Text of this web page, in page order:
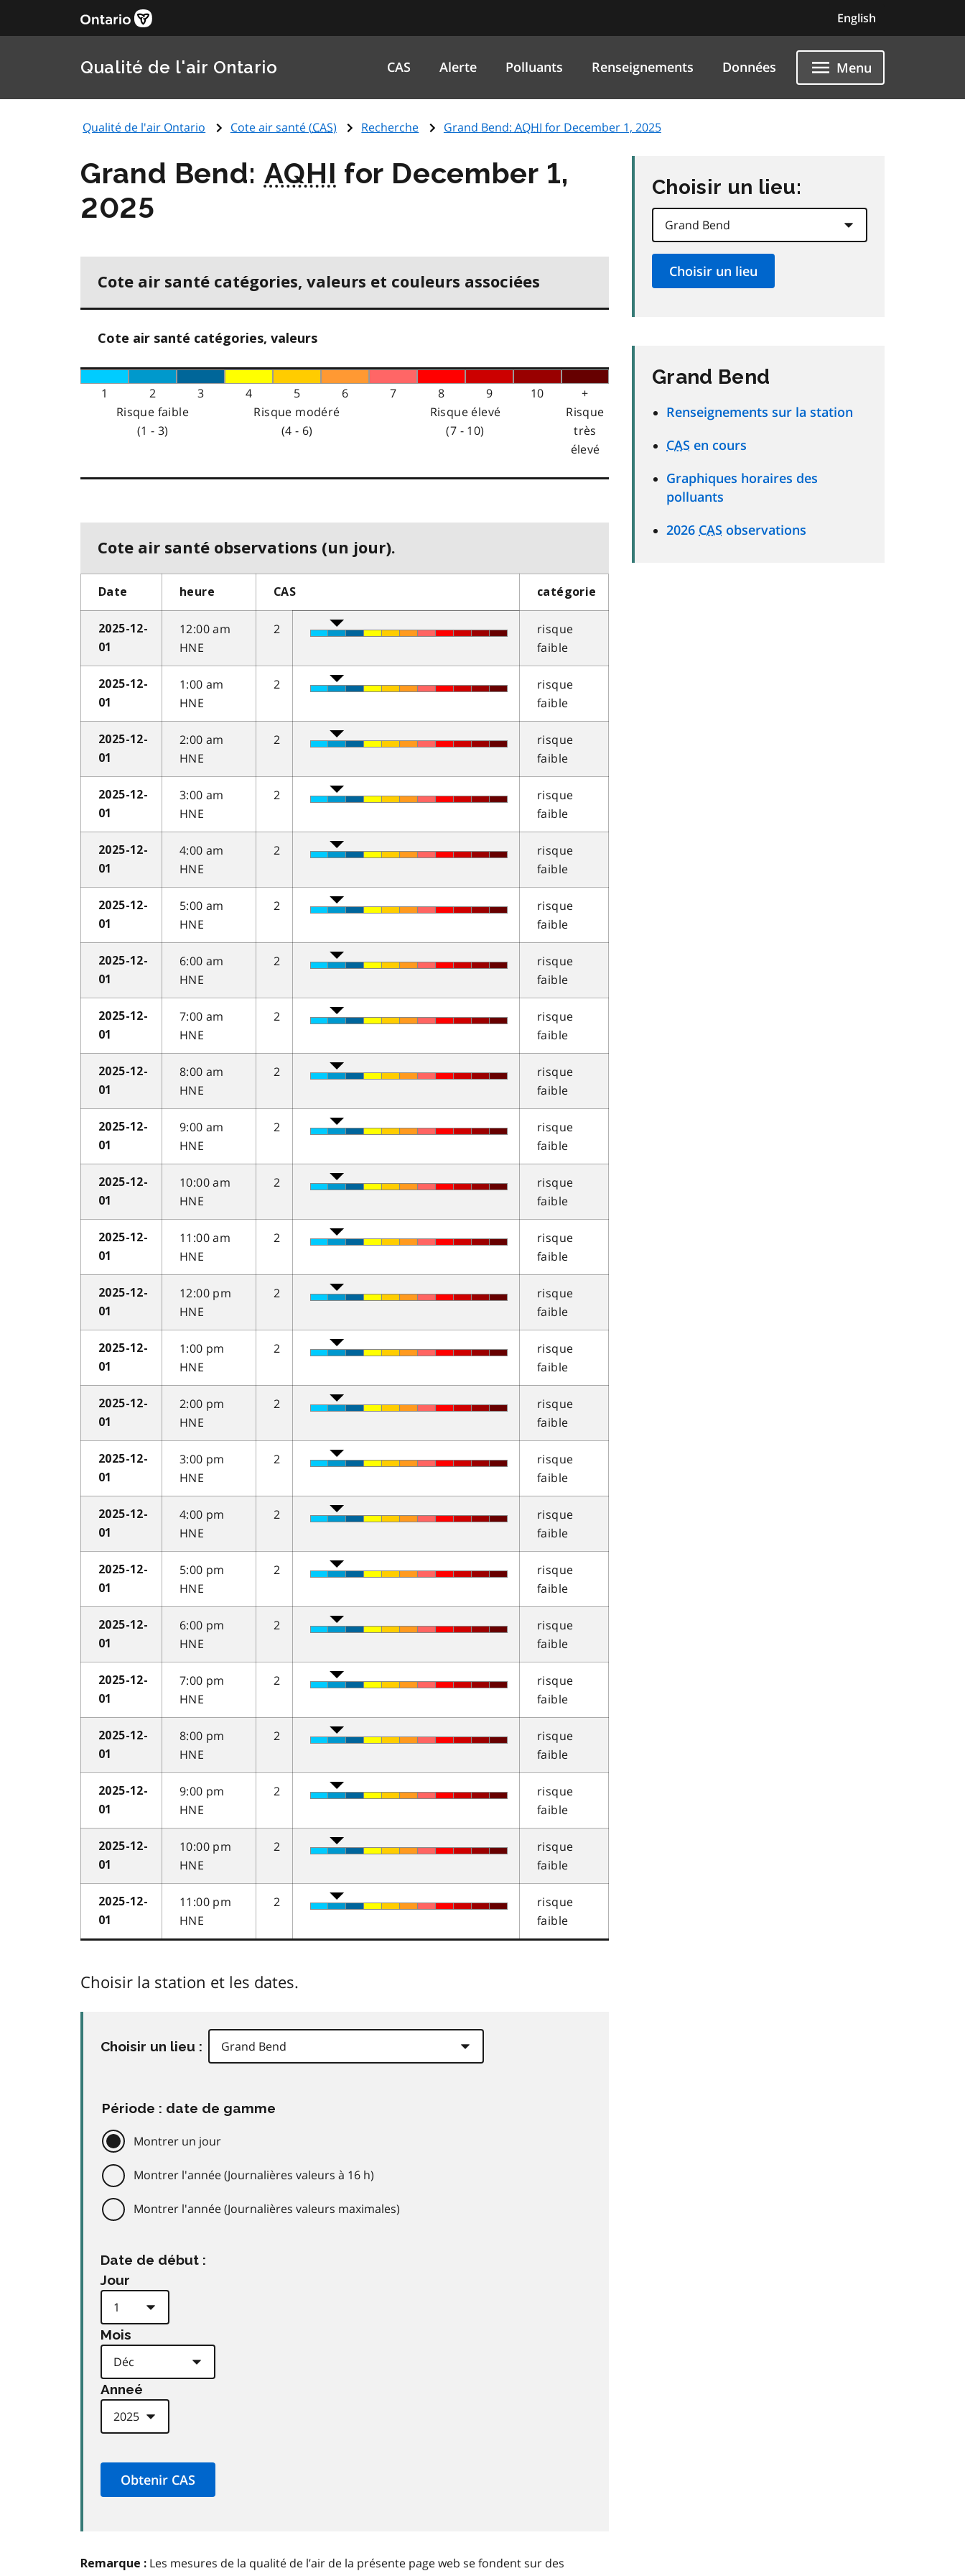
English
Qualité de l'air Ontario CAS Alerte Polluants Renseignements Données Menu
Qualité de l'air Ontario Cote air santé (CAS) Recherche Grand Bend: AQHI for December 1, 2025
Grand Bend: AQHI for December 1,
2025
Cote air santé catégories, valeurs et couleurs associées
Cote air santé catégories, valeurs
1 2 3 4 5 6 7 8 9 10
+
Risque faible
(1 - 3)
Risque modéré
(4 - 6)
Risque élevé
(7 - 10)
Risque
très
élevé
Cote air santé observations (un jour).
Date heure CAS catégorie
2025-12-
01
12:00 am
HNE
2
risque
faible
2025-12-
01
1:00 am
HNE
2
risque
faible
2025-12-
01
2:00 am
HNE
2
risque
faible
2025-12-
01
3:00 am
HNE
2
risque
faible
2025-12-
01
4:00 am
HNE
2
risque
faible
2025-12-
01
5:00 am
HNE
2
risque
faible
2025-12-
01
6:00 am
HNE
2
risque
faible
2025-12-
01
7:00 am
HNE
2
risque
faible
2025-12-
01
8:00 am
HNE
2
risque
faible
2025-12-
01
9:00 am
HNE
2
risque
faible
2025-12-
01
10:00 am
HNE
2
risque
faible
2025-12-
01
11:00 am
HNE
2
risque
faible
2025-12-
01
12:00 pm
HNE
2
risque
faible
2025-12-
01
1:00 pm
HNE
2
risque
faible
2025-12-
01
2:00 pm
HNE
2
risque
faible
2025-12-
01
3:00 pm
HNE
2
risque
faible
2025-12-
01
4:00 pm
HNE
2
risque
faible
2025-12-
01
5:00 pm
HNE
2
risque
faible
2025-12-
01
6:00 pm
HNE
2
risque
faible
2025-12-
01
7:00 pm
HNE
2
risque
faible
2025-12-
01
8:00 pm
HNE
2
risque
faible
2025-12-
01
9:00 pm
HNE
2
risque
faible
2025-12-
01
10:00 pm
HNE
2
risque
faible
2025-12-
01
11:00 pm
HNE
2
risque
faible
Choisir la station et les dates.
Choisir un lieu :
Période : date de gamme
Montrer un jour
Montrer l'année (Journalières valeurs à 16 h)
Montrer l'année (Journalières valeurs maximales)
Date de début :
Jour
Mois
Anneé
Remarque : Les mesures de la qualité de l’air de la présente page web se fondent sur des
Choisir un lieu:
Grand Bend
Renseignements sur la station
CAS en cours
Graphiques horaires des
polluants
2026 CAS observations